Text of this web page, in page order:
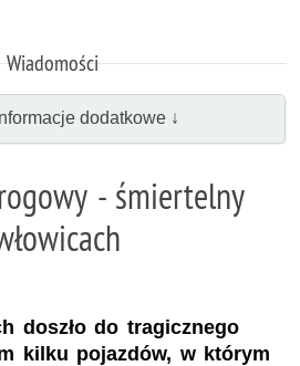
Wiadomości
dodatkowe ↓
- śmiertelny
doszło do tragicznego
kilku pojazdów, w którym